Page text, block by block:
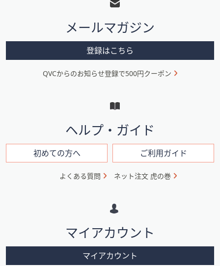
メ
ニ
ン
ン
メールマガジン
登録はこちら
QVCからのお知らせ登録で500円クーポン
ヘルプ・ガイド
初めての方へ ご利用ガイド
よくある質問 ネット注文 虎の巻
マイアカウント
マイアカウント